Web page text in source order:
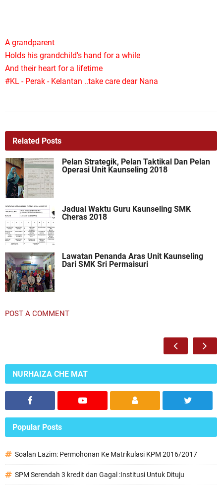
A grandparent
Holds his grandchild's hand for a while
And their heart for a lifetime
#KL - Perak - Kelantan ..take care dear Nana
Related Posts
Pelan Strategik, Pelan Taktikal Dan Pelan
Operasi Unit Kaunseling 2018
Jadual Waktu Guru Kaunseling SMK
Cheras 2018
Lawatan Penanda Aras Unit Kaunseling
Dari SMK Sri Permaisuri
POST A COMMENT
NURHAIZA CHE MAT
Popular Posts
Soalan Lazim: Permohonan Ke Matrikulasi KPM 2016/2017
SPM Serendah 3 kredit dan Gagal :Institusi Untuk Dituju